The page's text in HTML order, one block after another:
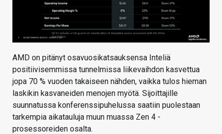
AMD on pitänyt osavuosikatsauksensa Inteliä
positiivisemmissa tunnelmissa liikevaihdon kasvettua
jopa 70 % vuoden takaiseen nähden, vaikka tulos hieman
laskikin kasvaneiden menojen myötä. Sijoittajille
suunnatussa konferenssipuhelussa saatiin puolestaan
tarkempia aikatauluja muun muassa Zen 4 -
prosessoreiden osalta.